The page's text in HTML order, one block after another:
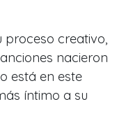
creativo,
nacieron
está en este
íntimo a su